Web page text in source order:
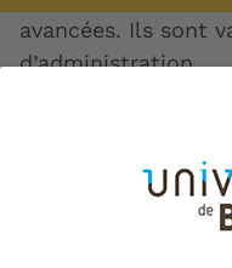
avancées. Ils sont
d’administration.